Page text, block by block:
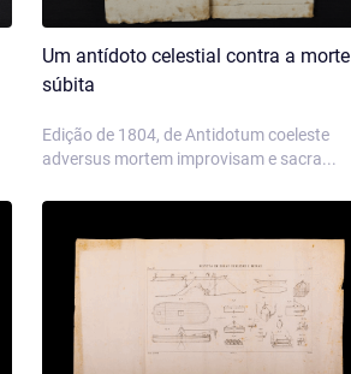
Um antídoto celestial contra a morte
súbita
Edição de 1804, de Antidotum coeleste
adversus mortem improvisam e sacra...